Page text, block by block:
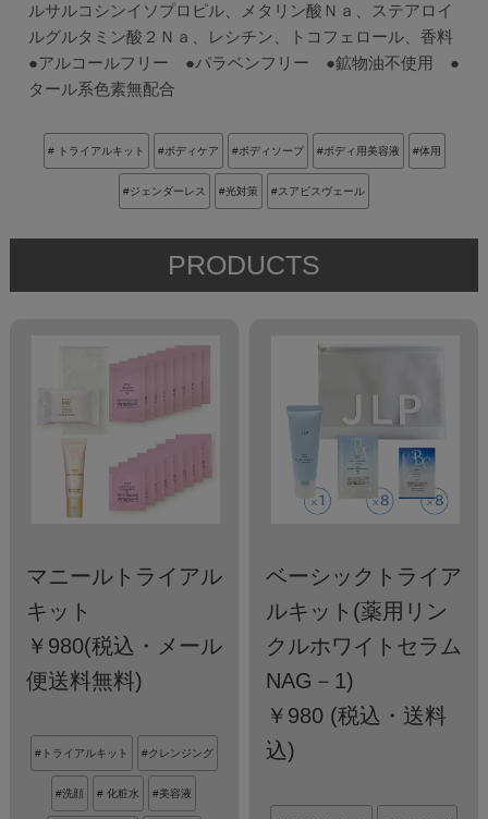
ルサルコシンイソプロピル、メタリン酸Ｎａ、ステアロイ
ルグルタミン酸２Ｎａ、レシチン、トコフェロール、香料
●アルコールフリー ●パラベンフリー ●鉱物油不使用 ●
タール系色素無配合
# トライアルキット #ボディケア #ボディソープ #ボディ用美容液 #体用
#ジェンダーレス #光対策 #スアビスヴェール
PRODUCTS
マニールトライアル
キット
￥980(税込・メール
便送料無料)
#トライアルキット #クレンジング
#洗顔 # 化粧水 #美容液
ベーシックトライア
ルキット(薬用リン
クルホワイトセラム
NAG－1)
￥980 (税込・送料
込)